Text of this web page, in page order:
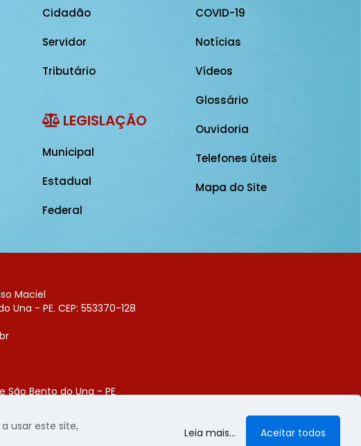
Cidadão
Servidor
Tributário
LEGISLAÇÃO
Municipal
Estadual
Federal
COVID-19
Notícias
Vídeos
Glossário
Ouvidoria
Telefones úteis
Mapa do Site
Maciel
Una - PE. CEP: 553370-128
Bento do Una - PE
- Agência Digital
usar este site,
Leia mais... Aceitar todos